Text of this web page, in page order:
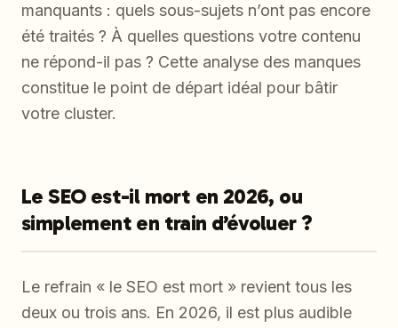
manquants : quels sous-sujets n’ont pas encore
été traités ? À quelles questions votre contenu
ne répond-il pas ? Cette analyse des manques
constitue le point de départ idéal pour bâtir
votre cluster.
Le SEO est-il mort en 2026, ou
simplement en train d’évoluer ?
Le refrain « le SEO est mort » revient tous les
deux ou trois ans. En 2026, il est plus audible